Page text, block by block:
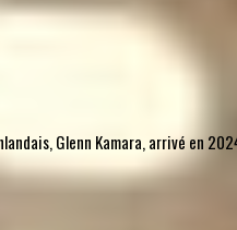
Glenn Kamara, arrivé en